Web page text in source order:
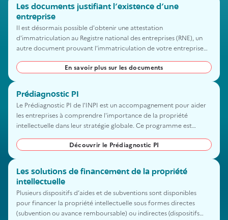
Les documents justifiant l’existence d’une
entreprise
Il est désormais possible d'obtenir une attestation
d'immatriculation au Registre national des entreprises (RNE), un
autre document prouvant l’immatriculation de votre entreprise
En savoir plus sur les documents
Prédiagnostic PI
Le Prédiagnostic PI de l'INPI est un accompagnement pour aider
les entreprises à comprendre l'importance de la propriété
intellectuelle dans leur stratégie globale. Ce programme est
et qui ont besoin d'un plan d'actions en matière de propriété
Découvrir le Prédiagnostic PI
Les solutions de financement de la propriété
intellectuelle
Plusieurs dispositifs d’aides et de subventions sont disponibles
pour financer la propriété intellectuelle sous formes directes
(subvention ou avance remboursable) ou indirectes (dispositifs